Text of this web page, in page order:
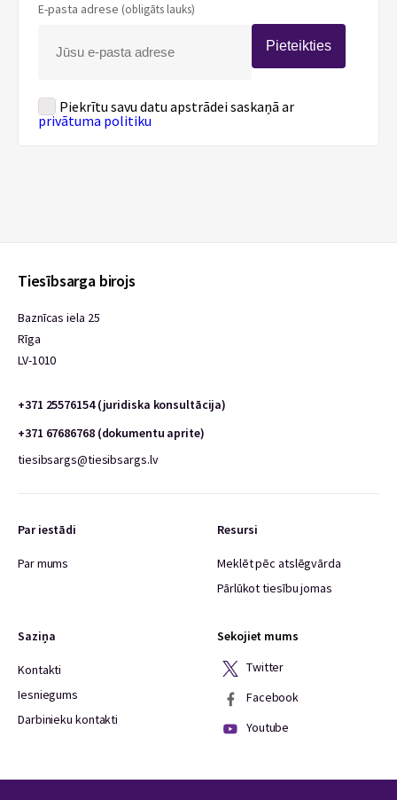
E-pasta adrese (obligāts lauks)
Pieteikties
Piekrītu savu datu apstrādei saskaņā ar
privātuma politiku
Tiesībsarga birojs
Baznīcas iela 25
Rīga
LV-1010
+371 25576154 (juridiska konsultācija)
+371 67686768 (dokumentu aprite)
tiesibsargs@tiesibsargs.lv
Par iestādi
Par mums
Resursi
Meklēt pēc atslēgvārda
Pārlūkot tiesību jomas
Saziņa
Kontakti
Iesniegums
Darbinieku kontakti
Sekojiet mums
Twitter
Facebook
Youtube